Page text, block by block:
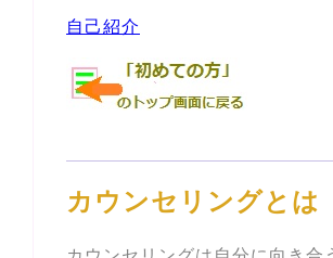
自己紹介
カウンセリングとは